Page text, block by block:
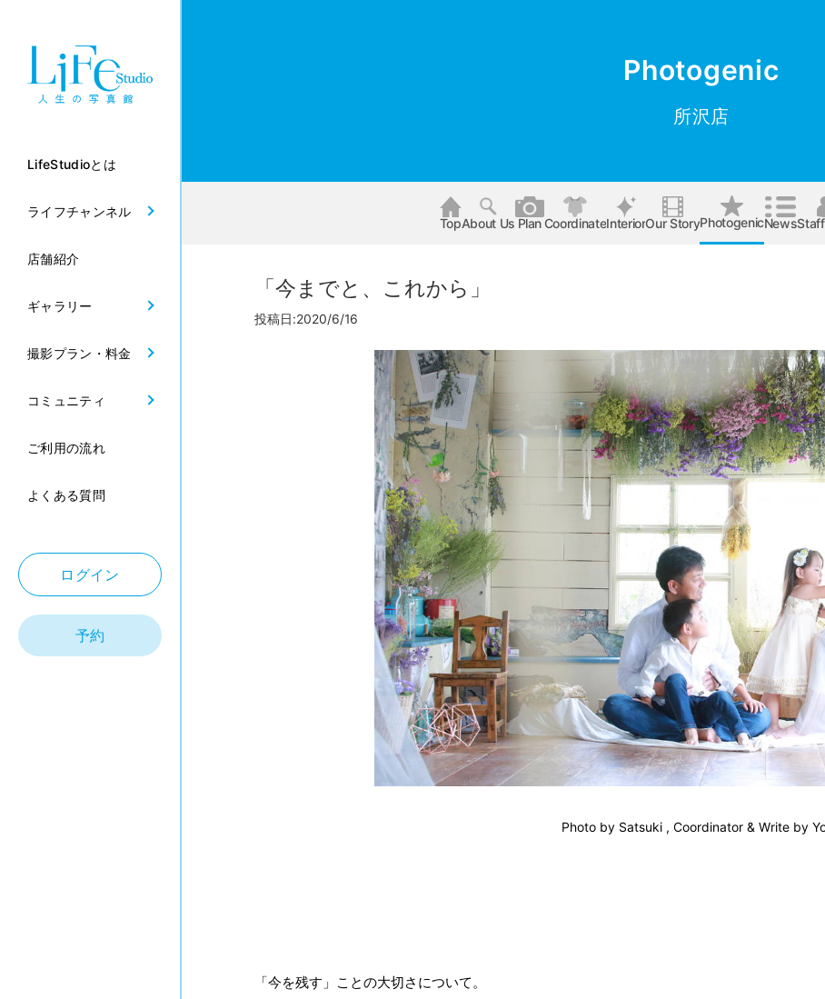
LifeStudioとは
ライフチャンネル
店舗紹介
ギャラリー
撮影プラン・料金
コミュニティ
ご利用の流れ
よくある質問
ログイン
予約
Photogenic
所沢店
TopAbout Us PlanCoordinateInteriorOur StoryPhotogenicNews
「今までと、これから」
投稿日:2020/6/16
Photo by Satsuki , Coordinator & Write by
「今を残す」ことの大切さについて。